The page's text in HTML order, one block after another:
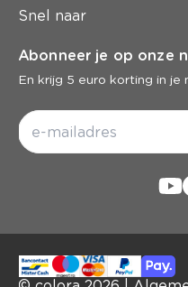
Snel naar
Abonneer je op onze
En krijg 5 euro korting in je